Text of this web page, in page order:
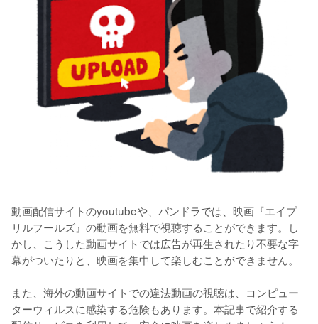
動画配信サイトのyoutubeや、パンドラでは、映画『エイプ
リルフールズ』の動画を無料で視聴することができます。し
かし、こうした動画サイトでは広告が再生されたり不要な字
幕がついたりと、映画を集中して楽しむことができません。
また、海外の動画サイトでの違法動画の視聴は、コンピュー
ターウィルスに感染する危険もあります。本記事で紹介する